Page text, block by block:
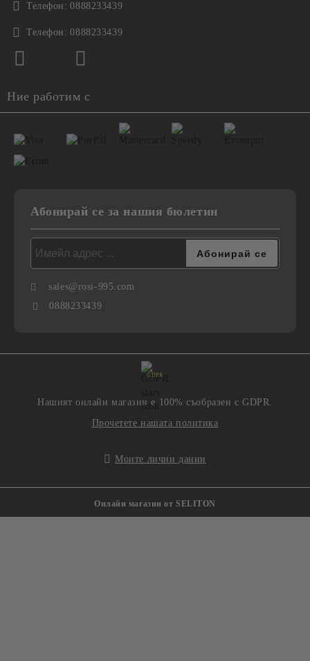
Телефон: 0888233439
Телефон: 0888233439
Ние работим с
Абонирай се за нашия бюлетин
sales@rosi-995.com
0888233439
GDPR
Нашият онлайн магазин е 100% съобразен с GDPR.
Прочетете нашата политика
Моите лични данни
Онлайн магазин от SELITON